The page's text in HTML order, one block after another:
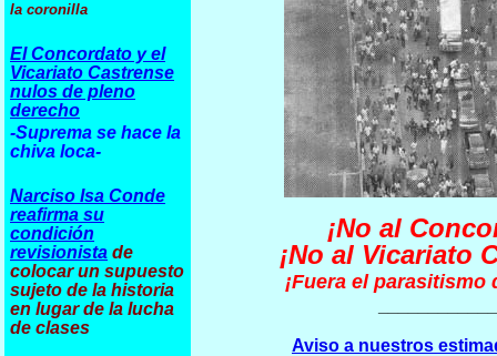
la coronilla
El Concordato y el
Vicariato Castrense
nulos de pleno
derecho
-Suprema se hace la
chiva loca-
Narciso Isa Conde
reafirma su
condición
revisionista de
colocar un supuesto
sujeto de la historia
en lugar de la lucha
de clases
¡No al
¡No al Vicariato
¡Fuera el parasitismo
Aviso a nuestros